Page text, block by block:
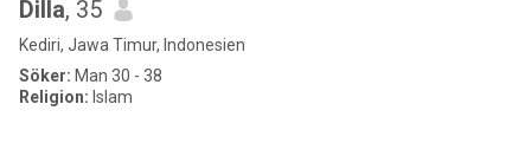
Dilla, 35
Kediri, Jawa Timur, Indonesien
Söker: Man 30 - 38
Religion: Islam